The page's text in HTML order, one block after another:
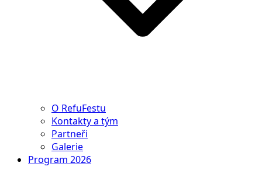
O RefuFestu
Kontakty a tým
Partneři
Galerie
Program 2026